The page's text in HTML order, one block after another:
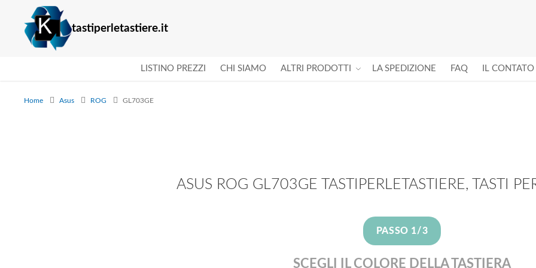
tastiperletastiere.it
LISTINO PREZZI CHI SIAMO ALTRI PRODOTTI LA SPEDIZIONE FAQ IL CONTATO
Home Asus ROG GL703GE
ASUS ROG GL703GE TASTIPERLETASTIERE, TASTI
PASSO 1/3
SCEGLI IL COLORE DELLA TASTIERA